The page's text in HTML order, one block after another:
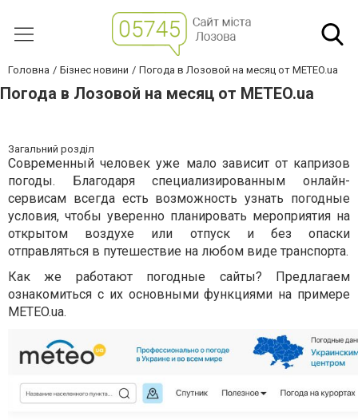
Головна Бізнес новини Погода в Лозовой на месяц от METEO.ua
Погода в Лозовой на месяц от METEO.ua
Загальний розділ
Современный человек уже мало зависит от капризов
погоды. Благодаря специализированным онлайн-
сервисам всегда есть возможность узнать погодные
условия, чтобы уверенно планировать мероприятия на
открытом воздухе или отпуск и без опаски
отправляться в путешествие на любом виде транспорта.
Как же работают погодные сайты? Предлагаем
ознакомиться с их основными функциями на примере
METEO.ua.